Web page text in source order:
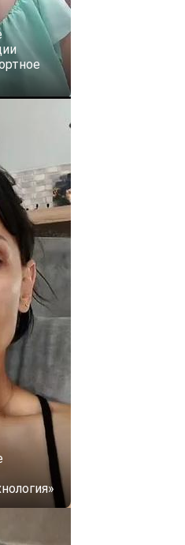
удобный мессенджер!